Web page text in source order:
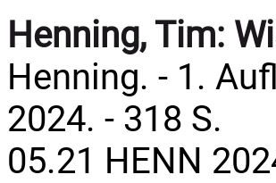
Henning, Tim:
Henning. - 1.
2024. - 318 S.
05.21 HENN